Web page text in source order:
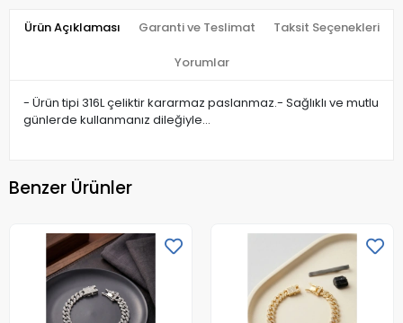
Ürün Açıklaması Garanti ve Teslimat Taksit Seçenekleri
Yorumlar
- Ürün tipi 316L çeliktir kararmaz paslanmaz.- Sağlıklı ve mutlu
günlerde kullanmanız dileğiyle…
Benzer Ürünler